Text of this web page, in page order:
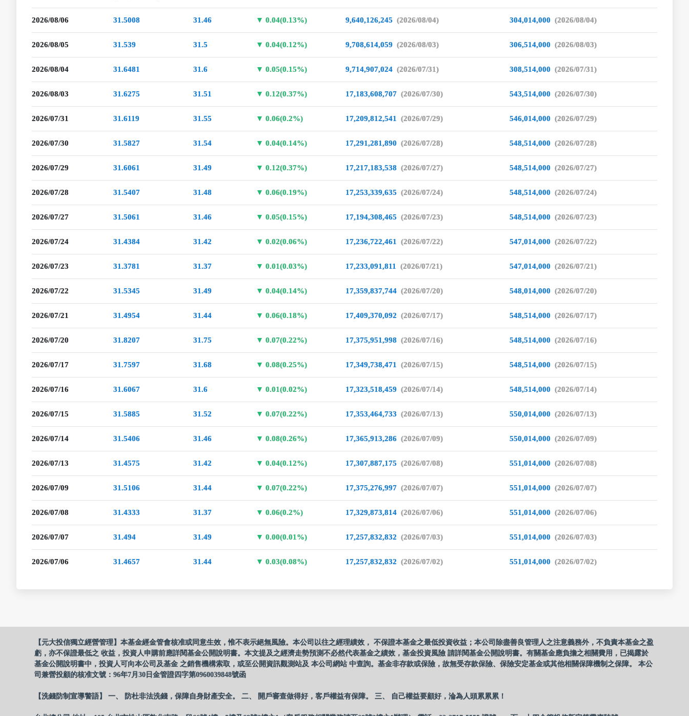
2026/08/06 31.5008 31.46 0.04(0.13%) 9,640,126,245 (2026/08/04) 304,014,000 (2026/08/04)
2026/08/05 31.539 31.5 0.04(0.12%) 9,708,614,059 (2026/08/03) 306,514,000 (2026/08/03)
2026/08/04 31.6481 31.6 0.05(0.15%) 9,714,907,024 (2026/07/31) 308,514,000 (2026/07/31)
2026/08/03 31.6275 31.51 0.12(0.37%) 17,183,608,707 (2026/07/30) 543,514,000 (2026/07/30)
2026/07/31 31.6119 31.55 0.06(0.2%) 17,209,812,541 (2026/07/29) 546,014,000 (2026/07/29)
2026/07/30 31.5827 31.54 0.04(0.14%) 17,291,281,890 (2026/07/28) 548,514,000 (2026/07/28)
2026/07/29 31.6061 31.49 0.12(0.37%) 17,217,183,538 (2026/07/27) 548,514,000 (2026/07/27)
2026/07/28 31.5407 31.48 0.06(0.19%) 17,253,339,635 (2026/07/24) 548,514,000 (2026/07/24)
2026/07/27 31.5061 31.46 0.05(0.15%) 17,194,308,465 (2026/07/23) 548,514,000 (2026/07/23)
2026/07/24 31.4384 31.42 0.02(0.06%) 17,236,722,461 (2026/07/22) 547,014,000 (2026/07/22)
2026/07/23 31.3781 31.37 0.01(0.03%) 17,233,091,811 (2026/07/21) 547,014,000 (2026/07/21)
2026/07/22 31.5345 31.49 0.04(0.14%) 17,359,837,744 (2026/07/20) 548,014,000 (2026/07/20)
2026/07/21 31.4954 31.44 0.06(0.18%) 17,409,370,092 (2026/07/17) 548,514,000 (2026/07/17)
2026/07/20 31.8207 31.75 0.07(0.22%) 17,375,951,998 (2026/07/16) 548,514,000 (2026/07/16)
2026/07/17 31.7597 31.68 0.08(0.25%) 17,349,738,471 (2026/07/15) 548,514,000 (2026/07/15)
2026/07/16 31.6067 31.6 0.01(0.02%) 17,323,518,459 (2026/07/14) 548,514,000 (2026/07/14)
2026/07/15 31.5885 31.52 0.07(0.22%) 17,353,464,733 (2026/07/13) 550,014,000 (2026/07/13)
2026/07/14 31.5406 31.46 0.08(0.26%) 17,365,913,286 (2026/07/09) 550,014,000 (2026/07/09)
2026/07/13 31.4575 31.42 0.04(0.12%) 17,307,887,175 (2026/07/08) 551,014,000 (2026/07/08)
2026/07/09 31.5106 31.44 0.07(0.22%) 17,375,276,997 (2026/07/07) 551,014,000 (2026/07/07)
2026/07/08 31.4333 31.37 0.06(0.2%) 17,329,873,814 (2026/07/06) 551,014,000 (2026/07/06)
2026/07/07 31.494 31.49 0.00(0.01%) 17,257,832,832 (2026/07/03) 551,014,000 (2026/07/03)
2026/07/06 31.4657 31.44 0.03(0.08%) 17,257,832,832 (2026/07/02) 551,014,000 (2026/07/02)
【元大投信獨立經營管理】本基金經金管會核准或同意生效，惟不表示絕無風險。本公司以往之經理績效， 不保證本基金之最低投資收益；本公司除盡善良管理人之注意義務外，不負責本基金之盈
虧，亦不保證最低之 收益，投資人申購前應詳閱基金公開說明書。本文提及之經濟走勢預測不必然代表基金之績效，基金投資風險 請詳閱基金公開說明書。有關基金應負擔之相關費用，已揭露於
基金公開說明書中，投資人可向本公司及基金 之銷售機構索取，或至公開資訊觀測站及 本公司網站 中查詢。基金非存款或保險，故無受存款保險、保險安定基金或其他相關保障機制之保障。 本公
司兼營投顧的核准文號：96年7月30日金管證四字第0960039848號函
【洗錢防制宣導警語】 一、 防杜非法洗錢，保障自身財產安全。 二、 開戶審查做得好，客戶權益有保障。 三、 自己權益要顧好，淪為人頭累累累！